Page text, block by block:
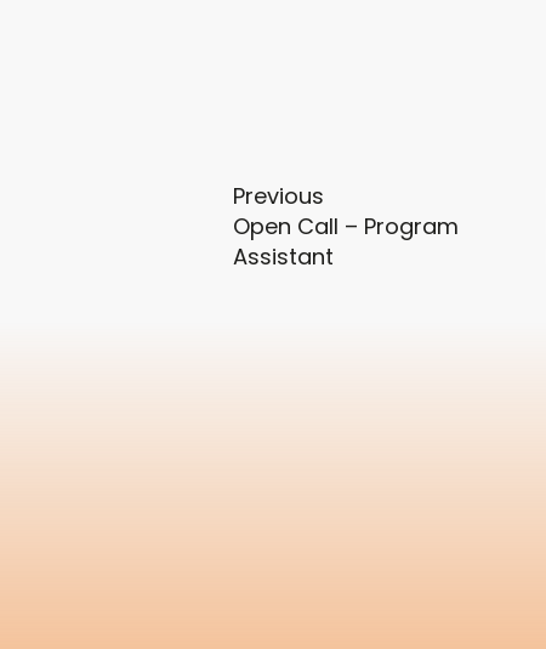
Previous
Open Call – Program
Assistant